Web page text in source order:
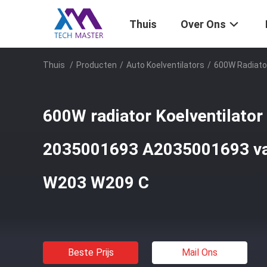
Thuis Over Ons
Thuis / Producten / Auto Koelventilators / 600W
600W radiator Koelventilator
2035001693 A2035001693
W203 W209 C
Beste Prijs Mail Ons